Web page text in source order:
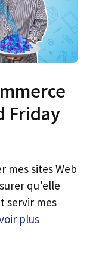
Friday
mes sites Web
qu’elle
servir mes
plus